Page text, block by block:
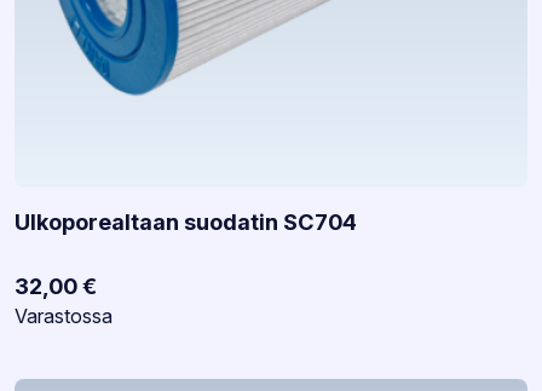
Ulkoporealtaan suodatin SC704
32,00€
Varastotilanne:
Varastossa